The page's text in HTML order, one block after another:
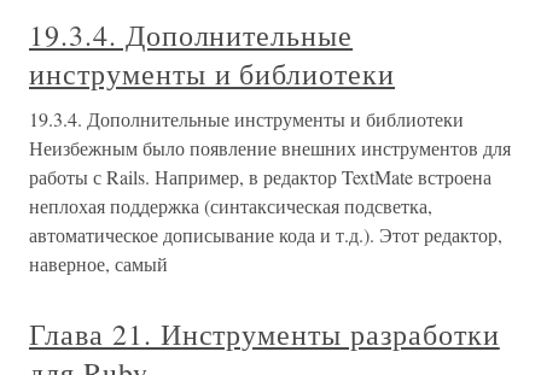
19.3.4. Дополнительные
инструменты и библиотеки
19.3.4. Дополнительные инструменты и библиотеки
Неизбежным было появление внешних инструментов для
работы с Rails. Например, в редактор TextMate встроена
неплохая поддержка (синтаксическая подсветка,
автоматическое дописывание кода и т.д.). Этот редактор,
наверное, самый
Глава 21. Инструменты разработки